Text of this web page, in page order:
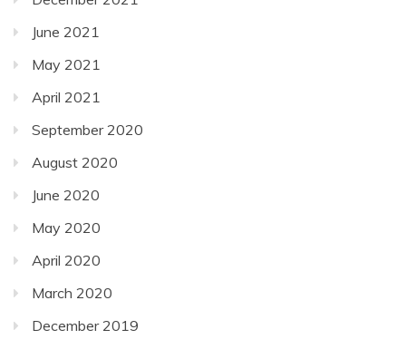
June 2021
May 2021
April 2021
September 2020
August 2020
June 2020
May 2020
April 2020
March 2020
December 2019